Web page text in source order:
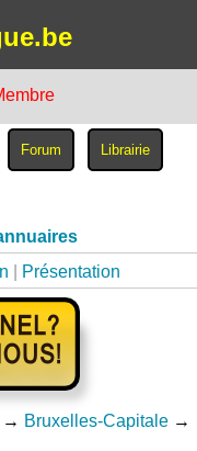
Présentation
→ Bruxelles-Capitale →